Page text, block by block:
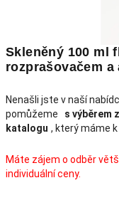
Skleněný 100 ml
rozprašovačem a
Nenašli jste v naší
pomůžeme
s výběrem
katalogu , který máme k
Máte zájem o odběr
individuální ceny.